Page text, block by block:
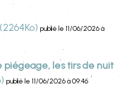
(2264Ko) publié le 11/06/2026 à
piégeage, les tirs de nuit
publié le 11/06/2026 à 09:46